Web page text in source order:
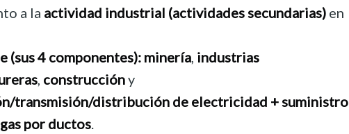
a la actividad industrial (actividades secundarias) en
(sus 4 componentes): minería, industrias
, construccióny
transmisión/distribución de electricidad + suministro
por ductos.